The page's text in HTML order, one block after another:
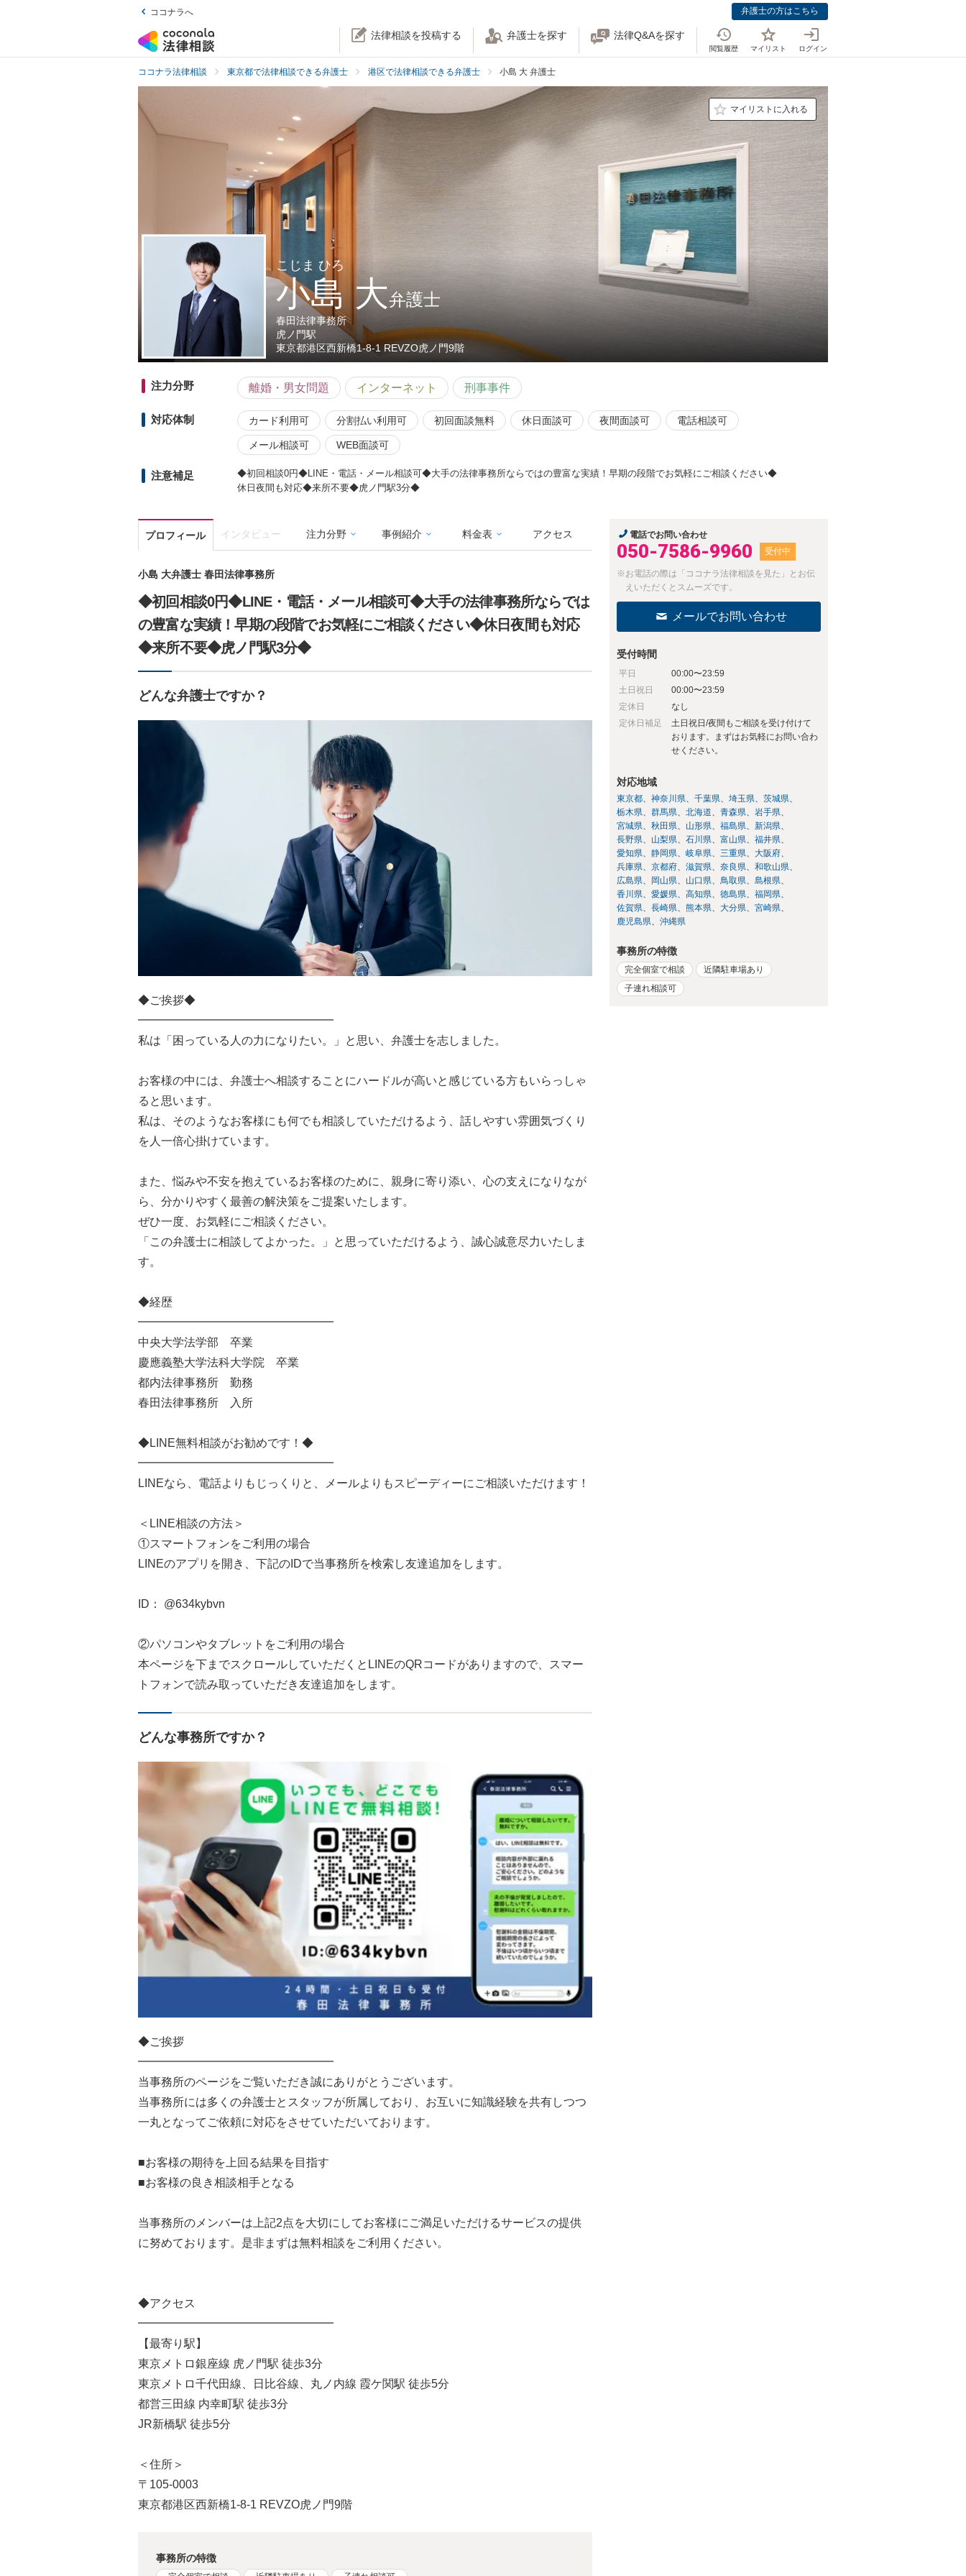
ココナラへ 弁護士の方はこちら
法律相談を投稿する 弁護士を探す 法律Q&Aを探す
閲覧履歴 マイリスト ログイン
ココナラ法律相談 東京都で法律相談できる弁護士 港区で法律相談できる弁護士 小島 大 弁護士
マイリストに入れる
こじま ひろ
小島 大弁護士
春田法律事務所
虎ノ門駅
東京都港区⻄新橋1-8-1 REVZO虎ノ門9階
注力分野 離婚・男女問題 インターネット 刑事事件
対応体制 カード利用可 分割払い利用可 初回面談無料 休日面談可 夜間面談可 電話相談可
メール相談可 WEB面談可
注意補足
◆初回相談0円◆LINE・電話・メール相談可◆大手の法律事務所ならではの豊富な実績！早期の段階でお気軽にご相談ください◆
休日夜間も対応◆来所不要◆虎ノ門駅3分◆
プロフィール インタビュー 注力分野 事例紹介 料金表 アクセス
小島 大弁護士 春田法律事務所
◆初回相談0円◆LINE・電話・メール相談可◆大手の法律事務所ならでは
の豊富な実績！早期の段階でお気軽にご相談ください◆休日夜間も対応
◆来所不要◆虎ノ門駅3分◆
どんな弁護士ですか？
◆ご挨拶◆
━━━━━━━━━━━━━━━━━
私は「困っている人の力になりたい。」と思い、弁護士を志しました。
お客様の中には、弁護士へ相談することにハードルが高いと感じている方もいらっしゃ
ると思います。
私は、そのようなお客様にも何でも相談していただけるよう、話しやすい雰囲気づくり
を人一倍心掛けています。
また、悩みや不安を抱えているお客様のために、親身に寄り添い、心の支えになりなが
ら、分かりやすく最善の解決策をご提案いたします。
ぜひ一度、お気軽にご相談ください。
「この弁護士に相談してよかった。」と思っていただけるよう、誠心誠意尽力いたしま
す。
◆経歴
━━━━━━━━━━━━━━━━━
中央大学法学部 卒業
慶應義塾大学法科大学院 卒業
都内法律事務所 勤務
春田法律事務所 入所
◆LINE無料相談がお勧めです！◆
━━━━━━━━━━━━━━━━━
LINEなら、電話よりもじっくりと、メールよりもスピーディーにご相談いただけます！
＜LINE相談の方法＞
①スマートフォンをご利用の場合
LINEのアプリを開き、下記のIDで当事務所を検索し友達追加をします。
ID： @634kybvn
②パソコンやタブレットをご利用の場合
本ページを下までスクロールしていただくとLINEのQRコードがありますので、スマー
トフォンで読み取っていただき友達追加をします。
どんな事務所ですか？
◆ご挨拶
━━━━━━━━━━━━━━━━━
当事務所のページをご覧いただき誠にありがとうございます。
当事務所には多くの弁護士とスタッフが所属しており、お互いに知識経験を共有しつつ
一丸となってご依頼に対応をさせていただいております。
■お客様の期待を上回る結果を目指す
■お客様の良き相談相手となる
当事務所のメンバーは上記2点を大切にしてお客様にご満足いただけるサービスの提供
に努めております。是非まずは無料相談をご利用ください。
◆アクセス
━━━━━━━━━━━━━━━━━
【最寄り駅】
東京メトロ銀座線 虎ノ門駅 徒歩3分
東京メトロ千代田線、日比谷線、丸ノ内線 霞ケ関駅 徒歩5分
都営三田線 内幸町駅 徒歩3分
JR新橋駅 徒歩5分
＜住所＞
〒105-0003
東京都港区⻄新橋1-8-1 REVZO虎ノ門9階
事務所の特徴
電話でお問い合わせ
050-7586-9960 受付中
※お電話の際は「ココナラ法律相談を見た」とお伝
えいただくとスムーズです。
メールでお問い合わせ
受付時間
平日
00:00〜23:59
土日祝日
00:00〜23:59
定休日
なし
定休日補足
土日祝日/夜間もご相談を受け付けて
おります。まずはお気軽にお問い合わ
せください。
対応地域
東京都 神奈川県 千葉県 埼玉県
茨城県
栃木県
群馬県 北海道 青森県
岩手県
宮城県
秋田県 山形県 福島県
新潟県
長野県
山梨県 石川県 富山県
福井県
愛知県
静岡県 岐阜県 三重県
大阪府
兵庫県
京都府 滋賀県 奈良県
和歌山県
広島県
岡山県 山口県 鳥取県
島根県
香川県
愛媛県 高知県 徳島県
福岡県
佐賀県
長崎県 熊本県 大分県
宮崎県
鹿児島県
沖縄県
事務所の特徴
完全個室で相談
近隣駐車場あり
子連れ相談可